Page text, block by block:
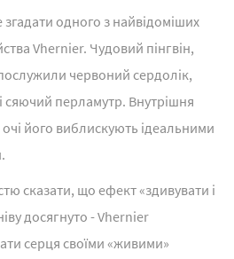
одного з найвідоміших
Vhernier. Чудовий пінгвін,
червоний сердолік,
сяючий перламутр. Внутрішня
його виблискують ідеальними
сказати, що ефект «здивувати і
досягнуто - Vhernier
серця своїми «живими»